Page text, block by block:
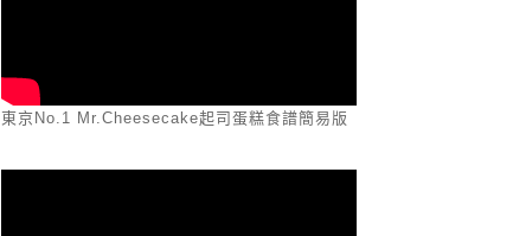
東京No.1 Mr.Cheesecake起司蛋糕食譜簡易版